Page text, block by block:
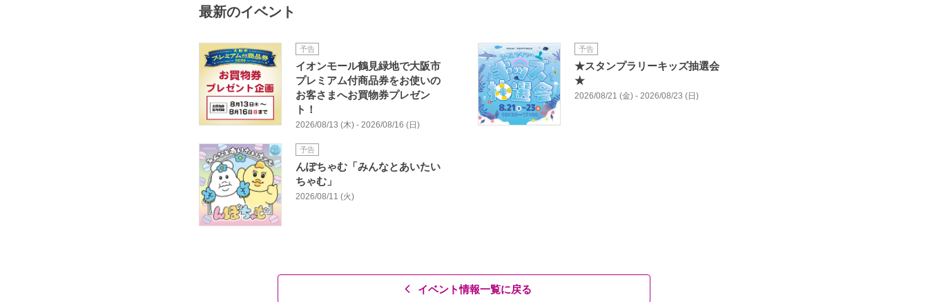
最新のイベント
予告
イオンモール鶴見緑地で大阪市
プレミアム付商品券をお使いの
お客さまへお買物券プレゼン
ト！
2026/08/13 (木) - 2026/08/16 (日)
予告
★スタンプラリーキッズ抽選会
★
2026/08/21 (金) - 2026/08/23 (日)
予告
んぽちゃむ「みんなとあいたい
ちゃむ」
2026/08/11 (火)
イベント情報一覧に戻る